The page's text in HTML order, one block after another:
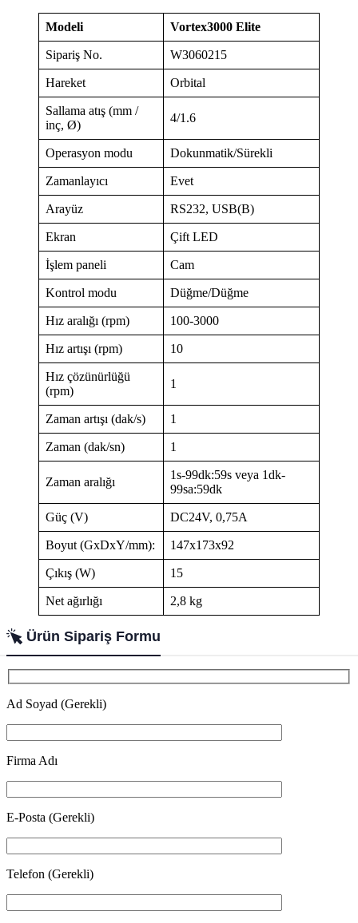
Modeli Vortex3000 Elite
Sipariş No. W3060215
Hareket Orbital
Sallama atış (mm /
inç, Ø)
4/1.6
Operasyon modu Dokunmatik/Sürekli
Zamanlayıcı Evet
Arayüz RS232, USB(B)
Ekran Çift LED
İşlem paneli Cam
Kontrol modu Düğme/Düğme
Hız aralığı (rpm) 100-3000
Hız artışı (rpm) 10
Hız çözünürlüğü
(rpm)
1
Zaman artışı (dak/s) 1
Zaman (dak/sn) 1
Zaman aralığı
1s-99dk:59s veya 1dk-
99sa:59dk
Güç (V) DC24V, 0,75A
Boyut (GxDxY/mm): 147x173x92
Çıkış (W) 15
Net ağırlığı 2,8 kg
Ürün Sipariş Formu
Ad Soyad (Gerekli)
Firma Adı
E-Posta (Gerekli)
Telefon (Gerekli)